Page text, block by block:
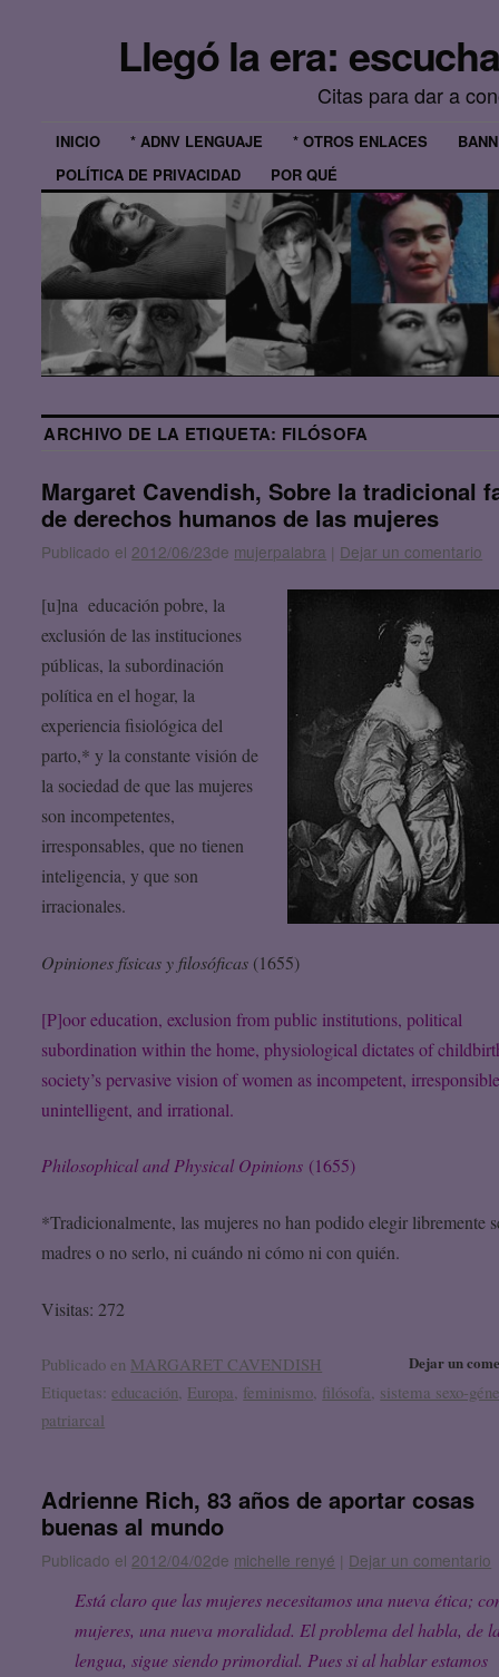
Llegó la era:
Citas para dar a
INICIO * ADNV LENGUAJE * OTROS ENLACES
POLÍTICA DE PRIVACIDAD
POR QUÉ
ARCHIVO DE LA ETIQUETA: FILÓSOFA
Margaret Cavendish, Sobre la tradicional
de derechos humanos de las mujeres
Publicado el 2012/06/23de mujerpalabra | Dejar un comentario
[u]na educación pobre, la
exclusión de las instituciones
públicas, la subordinación
política en el hogar, la
experiencia fisiológica del
parto,* y la constante visión de
la sociedad de que las mujeres
son incompetentes,
irresponsables, que no tienen
inteligencia, y que son
irracionales.
Opiniones físicas y filosóficas (1655)
[P]oor education, exclusion from public institutions, political
subordination within the home, physiological dictates of
society’s pervasive vision of women as incompetent,
unintelligent, and irrational.
Philosophical and Physical Opinions (1655)
*Tradicionalmente, las mujeres no han podido elegir libremente
madres o no serlo, ni cuándo ni cómo ni con quién.
Visitas: 272
Dejar un
Publicado en MARGARET CAVENDISH
Etiquetas: educación Europa feminismo filósofa sistema sexo-
patriarcal
Adrienne Rich, 83 años de aportar cosas
buenas al mundo
Publicado el 2012/04/02de michelle renyé | Dejar un comentario
Está claro que las mujeres necesitamos una nueva ética;
mujeres, una nueva moralidad.El problema del habla, de
lengua, sigue siendo primordial. Pues si al hablar estamos